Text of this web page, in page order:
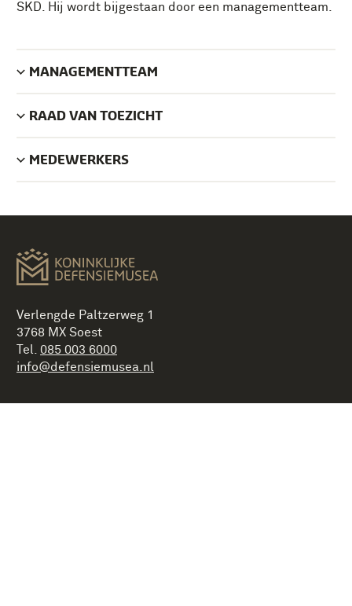
SKD. Hij wordt bijgestaan door een managementteam.
MANAGEMENTTEAM
RAAD VAN TOEZICHT
MEDEWERKERS
Verlengde Paltzerweg 1
3768 MX Soest
Tel. 085 003 6000
info@defensiemusea.nl